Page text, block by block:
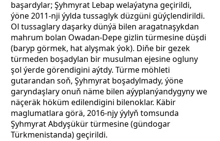
başardylar; Şyhmyrat Lebap welaýatyna geçirildi,
ýöne 2011-nji ýylda tussaglyk düzgüni güýçlendirildi.
Ol tussaglary daşarky dünýä bilen aragatnaşykdan
mahrum bolan Owadan-Depe gizlin türmesine düşdi
(baryp görmek, hat alyşmak ýok). Diňe bir gezek
türmeden boşadylan bir musulman ejesine ogluny
şol ýerde görendigini aýtdy. Türme möhleti
gutarandan soň, Şyhmyrat boşadylmady, ýöne
garyndaşlary onuň näme bilen aýyplanýandygyny we
näçeräk höküm edilendigini bilenoklar. Käbir
maglumatlara görä, 2016-njy ýylyň tomsunda
Şyhmyrat Abdyşükür türmesine (gündogar
Türkmenistanda) geçirildi.